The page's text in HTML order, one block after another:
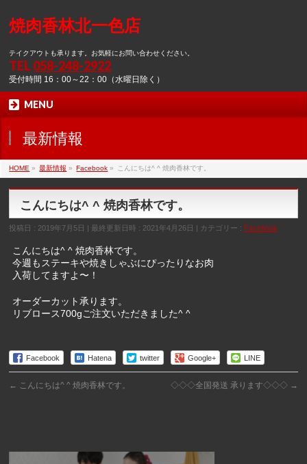
焼肉香林北一色店
テイクアウトも承ります。お気軽にお問い合わせください。
TEL 058-248-2922
受付時間 16：00～22：00（水曜日除く）
MENU
最新情報
HOME » 最新情報 » Facebook » こんにちは^ ^ 焼肉香林です。
こんにちは^ ^ 焼肉香林です。
投稿日 : 2019年7月5日 最終更新日時 : 2021年4月26日 カテゴリー : Facebook
こんにちは^ ^ 焼肉香林です。
今週もステーキや焼きしゃぶにぴったりなお肉
入荷してますよ〜！
オーダーカット承ります。
リブロース700gご注文いただきました^ ^
Facebook Hatena twitter Google+ LINE
← こんにちは^ ^ 焼肉香林です。 ◇◇◇全国発送 承ります◇◇◇ →